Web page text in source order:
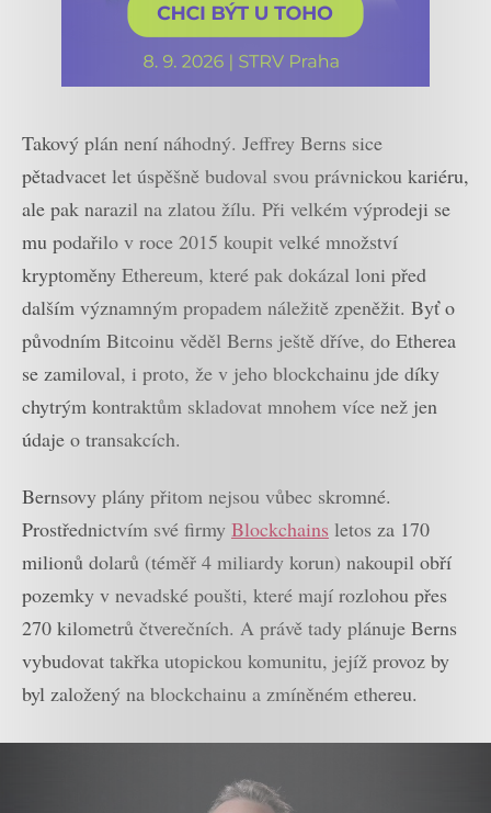
Takový plán není náhodný. Jeffrey Berns sice
pětadvacet let úspěšně budoval svou právnickou kariéru,
ale pak narazil na zlatou žílu. Při velkém výprodeji se
mu podařilo v roce 2015 koupit velké množství
kryptoměny Ethereum, které pak dokázal loni před
dalším významným propadem náležitě zpeněžit. Byť o
původním Bitcoinu věděl Berns ještě dříve, do Etherea
se zamiloval, i proto, že v jeho blockchainu jde díky
chytrým kontraktům skladovat mnohem více než jen
údaje o transakcích.
Bernsovy plány přitom nejsou vůbec skromné.
Prostřednictvím své firmy Blockchains letos za 170
milionů dolarů (téměř 4 miliardy korun) nakoupil obří
pozemky v nevadské poušti, které mají rozlohou přes
270 kilometrů čtverečních. A právě tady plánuje Berns
vybudovat takřka utopickou komunitu, jejíž provoz by
byl založený na blockchainu a zmíněném ethereu.